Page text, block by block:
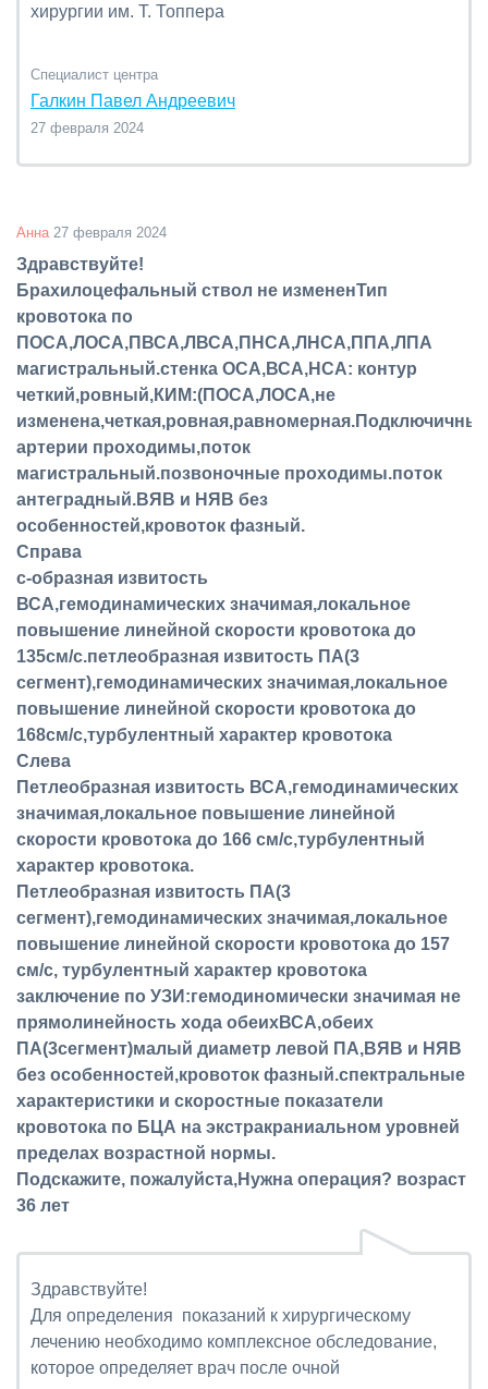
хирургии им. Т. Топпера
Специалист центра
Галкин Павел Андреевич
27 февраля 2024
Анна 27 февраля 2024
Здравствуйте!
Брахилоцефальный ствол не измененТип
кровотока по
ПОСА,ЛОСА,ПВСА,ЛВСА,ПНСА,ЛНСА,ППА,ЛПА
магистральный.стенка ОСА,ВСА,НСА: контур
четкий,ровный,КИМ:(ПОСА,ЛОСА,не
артерии проходимы,поток
магистральный.позвоночные проходимы.поток
антеградный.ВЯВ и НЯВ без
особенностей,кровоток фазный.
Справа
с-образная извитость
ВСА,гемодинамических значимая,локальное
повышение линейной скорости кровотока до
135см/с.петлеобразная извитость ПА(3
сегмент),гемодинамических значимая,локальное
повышение линейной скорости кровотока до
168см/с,турбулентный характер кровотока
Слева
Петлеобразная извитость ВСА,гемодинамических
значимая,локальное повышение линейной
скорости кровотока до 166 см/с,турбулентный
характер кровотока.
Петлеобразная извитость ПА(3
сегмент),гемодинамических значимая,локальное
повышение линейной скорости кровотока до 157
см/с, турбулентный характер кровотока
заключение по УЗИ:гемодиномически значимая не
прямолинейность хода обеихВСА,обеих
ПА(3сегмент)малый диаметр левой ПА,ВЯВ и НЯВ
без особенностей,кровоток фазный.спектральные
характеристики и скоростные показатели
кровотока по БЦА на экстракраниальном уровней
пределах возрастной нормы.
Подскажите, пожалуйста,Нужна операция? возраст
36 лет
Здравствуйте!
Для определения показаний к хирургическому
лечению необходимо комплексное обследование,
которое определяет врач после очной